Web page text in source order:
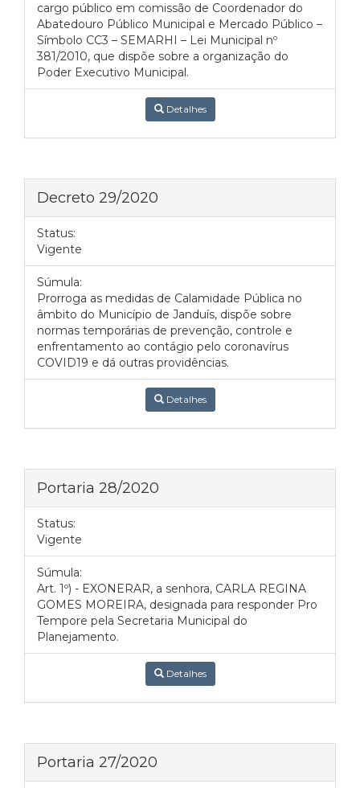
cargo público em comissão de Coordenador do
Abatedouro Público Municipal e Mercado Público –
Símbolo CC3 – SEMARHI – Lei Municipal nº
381/2010, que dispõe sobre a organização do
Poder Executivo Municipal.
Detalhes
Decreto 29/2020
Status:
Vigente
Súmula:
Prorroga as medidas de Calamidade Pública no
âmbito do Município de Janduís, dispõe sobre
normas temporárias de prevenção, controle e
enfrentamento ao contágio pelo coronavírus
COVID19 e dá outras providências.
Detalhes
Portaria 28/2020
Status:
Vigente
Súmula:
Art. 1º) - EXONERAR, a senhora, CARLA REGINA
GOMES MOREIRA, designada para responder Pro
Tempore pela Secretaria Municipal do
Planejamento.
Detalhes
Portaria 27/2020